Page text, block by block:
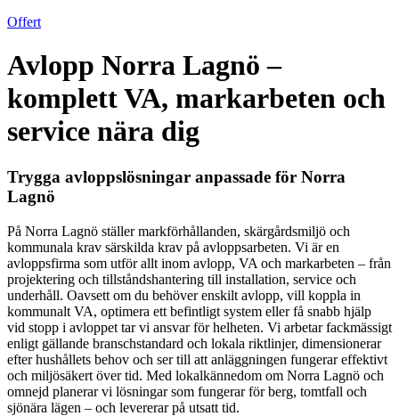
Offert
Avlopp Norra Lagnö –
komplett VA, markarbeten och
service nära dig
Trygga avloppslösningar anpassade för Norra
Lagnö
På Norra Lagnö ställer markförhållanden, skärgårdsmiljö och
kommunala krav särskilda krav på avloppsarbeten. Vi är en
avloppsfirma som utför allt inom avlopp, VA och markarbeten – från
projektering och tillståndshantering till installation, service och
underhåll. Oavsett om du behöver enskilt avlopp, vill koppla in
kommunalt VA, optimera ett befintligt system eller få snabb hjälp
vid stopp i avloppet tar vi ansvar för helheten. Vi arbetar fackmässigt
enligt gällande branschstandard och lokala riktlinjer, dimensionerar
efter hushållets behov och ser till att anläggningen fungerar effektivt
och miljösäkert över tid. Med lokalkännedom om Norra Lagnö och
omnejd planerar vi lösningar som fungerar för berg, tomtfall och
sjönära lägen – och levererar på utsatt tid.